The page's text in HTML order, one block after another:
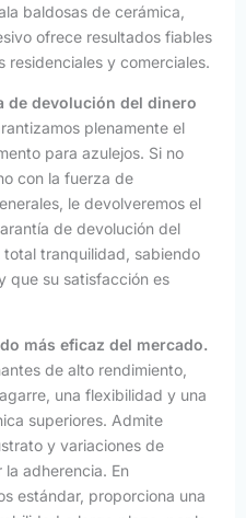
baldosas de cerámica,
ofrece resultados fiables
residenciales y comerciales.
de devolución del dinero
plenamente el
para azulejos. Si no
con la fuerza de
le devolveremos el
de devolución del
tranquilidad, sabiendo
que su satisfacción es
más eficaz del mercado.
de alto rendimiento,
una flexibilidad y una
superiores. Admite
y variaciones de
adherencia. En
estándar, proporciona una